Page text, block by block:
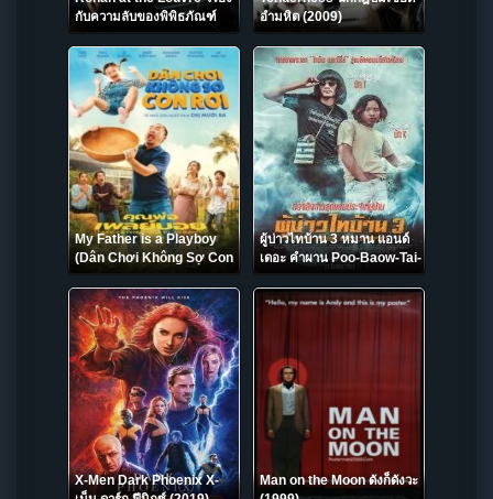
กับความลับของพิพิธภัณฑ์
ลูฟร์ (2023)
อำมหิต (2009)
My Father is a Playboy
(Dân Chơi Không Sợ Con
Rơi) คุณพ่อเพลย์บอย (2022)
ผู้บ่าวไทบ้าน 3 หมาน แอนด์
เดอะ คำผาน Poo-Baow-Tai-
Ban 3 (2018)
X-Men Dark Phoenix X-
Man on the Moon ดังก็ดังวะ